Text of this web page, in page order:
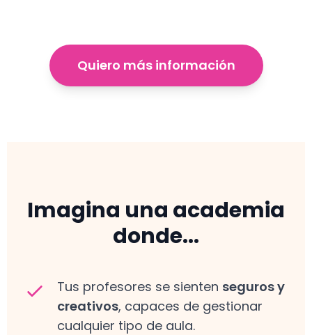
Quiero más información
Imagina una academia
donde...
Tus profesores se sienten seguros y
creativos, capaces de gestionar
cualquier tipo de aula.